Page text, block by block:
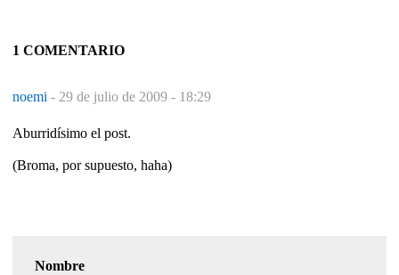
1 COMENTARIO
noemi - 29 de julio de 2009 - 18:29
Aburridísimo el post.
(Broma, por supuesto, haha)
Nombre